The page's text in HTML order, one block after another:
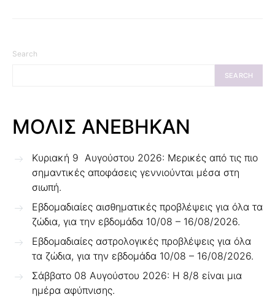
Search
SEARCH
ΜΟΛΙΣ ΑΝΕΒΗΚΑΝ
Κυριακή 9 Αυγούστου 2026: Μερικές από τις πιο
σημαντικές αποφάσεις γεννιούνται μέσα στη
σιωπή.
Εβδομαδιαίες αισθηματικές προβλέψεις για όλα τα
ζώδια, για την εβδομάδα 10/08 – 16/08/2026.
Εβδομαδιαίες αστρολογικές προβλέψεις για όλα
τα ζώδια, για την εβδομάδα 10/08 – 16/08/2026.
Σάββατο 08 Αυγούστου 2026: Η 8/8 είναι μια
ημέρα αφύπνισης.